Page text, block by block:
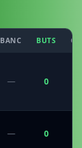
BANC BUTS
— 0
— 0